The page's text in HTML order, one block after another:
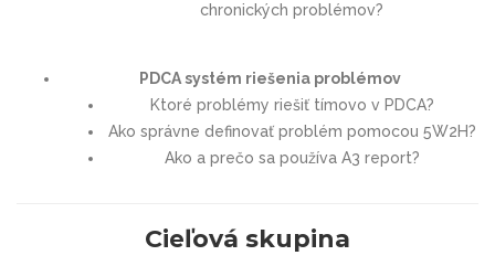
chronických problémov?
PDCA systém riešenia problémov
Ktoré problémy riešiť tímovo v PDCA?
Ako správne definovať problém pomocou 5W2H?
Ako a prečo sa používa A3 report?
Cieľová skupina